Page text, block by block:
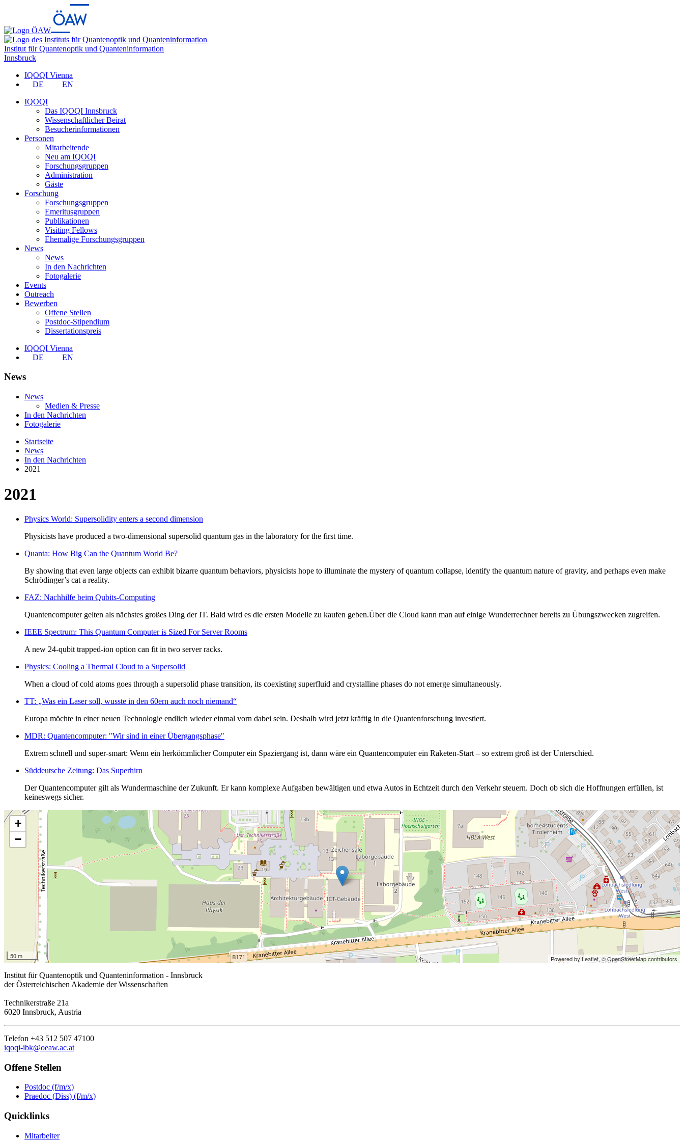
Institut für Quantenoptik und Quanteninformation
Innsbruck
IQOQI Vienna
DE
EN
IQOQI
Das IQOQI Innsbruck
Wissenschaftlicher Beirat
Besucherinformationen
Personen
Mitarbeitende
Neu am IQOQI
Forschungsgruppen
Administration
Gäste
Forschung
Forschungsgruppen
Emeritusgruppen
Publikationen
Visiting Fellows
Ehemalige Forschungsgruppen
News
News
In den Nachrichten
Fotogalerie
Events
Outreach
Bewerben
Offene Stellen
Postdoc-Stipendium
Dissertationspreis
IQOQI Vienna
DE
EN
News
News
Medien & Presse
In den Nachrichten
Fotogalerie
Startseite
News
In den Nachrichten
2021
2021
Physics World: Supersolidity enters a second dimension
Physicists have produced a two-dimensional supersolid quantum gas in the laboratory for the first time.
Quanta: How Big Can the Quantum World Be?
By showing that even large objects can exhibit bizarre quantum behaviors, physicists hope to illuminate the mystery of quantum collapse, identify the quantum nature of gravity, and perhaps even make
Schrödinger’s cat a reality.
FAZ: Nachhilfe beim Qubits-Computing
Quantencomputer gelten als nächstes großes Ding der IT. Bald wird es die ersten Modelle zu kaufen geben.Über die Cloud kann man auf einige Wunderrechner bereits zu Übungszwecken zugreifen.
IEEE Spectrum: This Quantum Computer is Sized For Server Rooms
A new 24-qubit trapped-ion option can fit in two server racks.
Physics: Cooling a Thermal Cloud to a Supersolid
When a cloud of cold atoms goes through a supersolid phase transition, its coexisting superfluid and crystalline phases do not emerge simultaneously.
TT: „Was ein Laser soll, wusste in den 60ern auch noch niemand“
Europa möchte in einer neuen Technologie endlich wieder einmal vorn dabei sein. Deshalb wird jetzt kräftig in die Quantenforschung investiert.
MDR: Quantencomputer: "Wir sind in einer Übergangsphase"
Extrem schnell und super-smart: Wenn ein herkömmlicher Computer ein Spaziergang ist, dann wäre ein Quantencomputer ein Raketen-Start – so extrem groß ist der Unterschied.
Süddeutsche Zeitung: Das Superhirn
Der Quantencomputer gilt als Wundermaschine der Zukunft. Er kann komplexe Aufgaben bewältigen und etwa Autos in Echtzeit durch den Verkehr steuern. Doch ob sich die Hoffnungen erfüllen, ist
keineswegs sicher.
+
−
50 m Powered by Leaflet, © OpenStreetMap contributors
Institut für Quantenoptik und Quanteninformation - Innsbruck
der Österreichischen Akademie der Wissenschaften
Technikerstraße 21a
6020 Innsbruck, Austria
Telefon +43 512 507 47100
iqoqi-ibk@oeaw.ac.at
Offene Stellen
Postdoc (f/m/x)
Praedoc (Diss) (f/m/x)
Quicklinks
Mitarbeiter